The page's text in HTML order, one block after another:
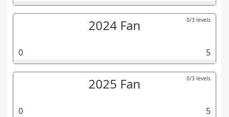
2024 Fan 0/3 levels
0 5
2025 Fan 0/3 levels
0 5